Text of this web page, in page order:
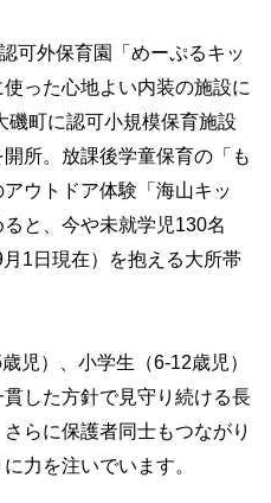
可外保育園「めーぷるキッ
った心地よい内装の施設に
磯町に認可小規模保育施設
所。放課後学童保育の「も
ウトドア体験「海山キッ
と、今や未就学児130名
1日現在）を抱える大所帯
児）、小学生（6-12歳児）
した方針で見守り続ける長
らに保護者同士もつながり
力を注いでいます。